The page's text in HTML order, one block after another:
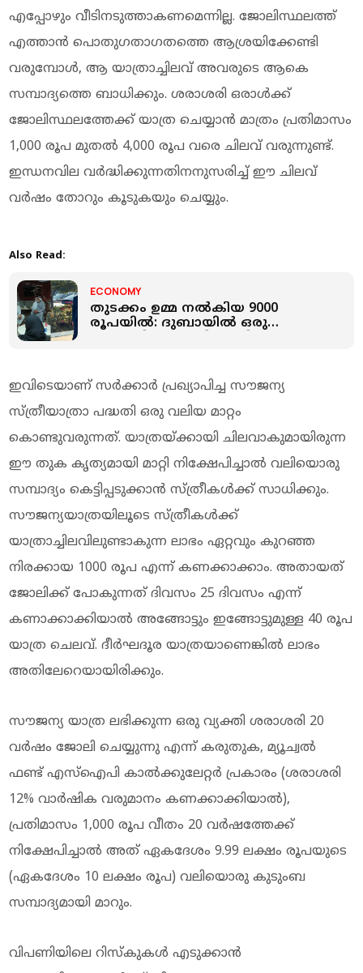
എപ്പോഴും വീടിനടുത്താകണമെന്നില്ല. ജോലിസ്ഥലത്ത്
എത്താൻ പൊതുഗതാഗതത്തെ ആശ്രയിക്കേണ്ടി
വരുമ്പോൾ, ആ യാത്രാച്ചിലവ് അവരുടെ ആകെ
സമ്പാദ്യത്തെ ബാധിക്കും. ശരാശരി ഒരാൾക്ക്
ജോലിസ്ഥലത്തേക്ക് യാത്ര ചെയ്യാൻ മാത്രം പ്രതിമാസം
1,000 രൂപ മുതൽ 4,000 രൂപ വരെ ചിലവ് വരുന്നുണ്ട്.
ഇന്ധനവില വർദ്ധിക്കുന്നതിനനുസരിച്ച് ഈ ചിലവ്
വർഷം തോറും കൂടുകയും ചെയ്യും.
Also Read:
ECONOMY
തുടക്കം ഉമ്മ നല്‍കിയ 9000
രൂപയില്‍: ദുബായിൽ ഒരു
ഇവിടെയാണ് സർക്കാർ പ്രഖ്യാപിച്ച സൗജന്യ
സ്ത്രീയാത്രാ പദ്ധതി ഒരു വലിയ മാറ്റം
കൊണ്ടുവരുന്നത്. യാത്രയ്ക്കായി ചിലവാകുമായിരുന്ന
ഈ തുക കൃത്യമായി മാറ്റി നിക്ഷേപിച്ചാൽ വലിയൊരു
സമ്പാദ്യം കെട്ടിപ്പടുക്കാൻ സ്ത്രീകൾക്ക് സാധിക്കും.
സൗജന്യയാത്രയിലൂടെ സ്ത്രീകള്‍ക്ക്
യാത്രാച്ചിലവിലുണ്ടാകുന്ന ലാഭം ഏറ്റവും കുറഞ്ഞ
നിരക്കായ 1000 രൂപ എന്ന് കണക്കാക്കാം. അതായത്
ജോലിക്ക് പോകുന്നത് ദിവസം 25 ദിവസം എന്ന്
കണാക്കാക്കിയാല്‍ അങ്ങോട്ടും ഇങ്ങോട്ടുമുള്ള 40 രൂപ
യാത്ര ചെലവ്. ദീർഘദൂര യാത്രയാണെങ്കില്‍ ലാഭം
അതിലേറെയായിരിക്കും.
സൗജന്യ യാത്ര ലഭിക്കുന്ന ഒരു വ്യക്തി ശരാശരി 20
വർഷം ജോലി ചെയ്യുന്നു എന്ന് കരുതുക, മ്യൂച്വൽ
ഫണ്ട് എസ്‌ഐപി കാൽക്കുലേറ്റർ പ്രകാരം (ശരാശരി
12% വാർഷിക വരുമാനം കണക്കാക്കിയാൽ),
പ്രതിമാസം 1,000 രൂപ വീതം 20 വർഷത്തേക്ക്
നിക്ഷേപിച്ചാൽ അത് ഏകദേശം 9.99 ലക്ഷം രൂപയുടെ
(ഏകദേശം 10 ലക്ഷം രൂപ) വലിയൊരു കുടുംബ
സമ്പാദ്യമായി മാറും.
വിപണിയിലെ റിസ്കുകൾ എടുക്കാൻ